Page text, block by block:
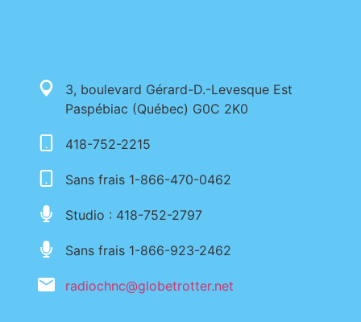
3, boulevard Gérard-D.-Levesque Est
Paspébiac (Québec) G0C 2K0
418-752-2215
Sans frais 1-866-470-0462
Studio : 418-752-2797
Sans frais 1-866-923-2462
radiochnc@globetrotter.net